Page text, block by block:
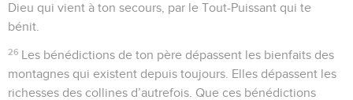
Dieu qui vient à ton secours, par le Tout-Puissant qui te
bénit.
26 Les bénédictions de ton père dépassent les bienfaits des
montagnes qui existent depuis toujours. Elles dépassent les
richesses des collines d’autrefois. Que ces bénédictions